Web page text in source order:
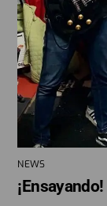
NEWS
¡Ensayando!